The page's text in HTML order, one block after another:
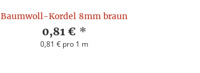
Baumwoll-Kordel 8mm braun
0,81 € *
0,81 € pro 1 m